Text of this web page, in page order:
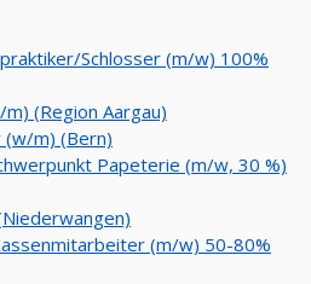
Schlosser (m/w) 100%
(Region Aargau)
(w/m) (Bern)
Papeterie (m/w, 30 %)
(m/w) 50-80%